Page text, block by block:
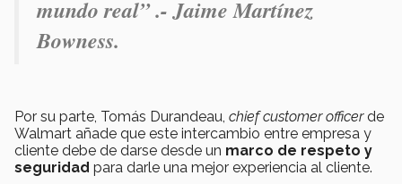
mundo real” .- Jaime Martínez
Bowness.
Por su parte, Tomás Durandeau, chief customer officerde
Walmart añade que este intercambio entre empresa y
cliente debe de darse desde un marco de respeto y
seguridad para darle una mejor experiencia al cliente.